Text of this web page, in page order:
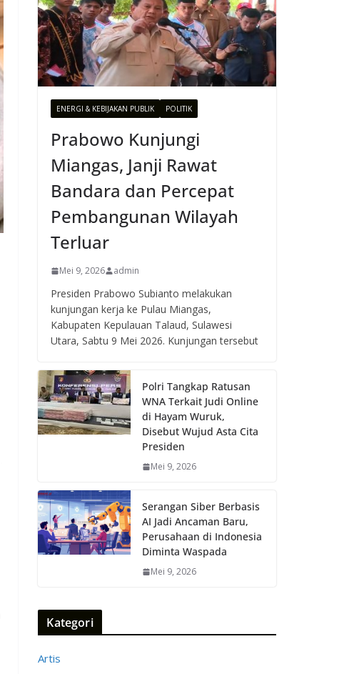
ENERGI & KEBIJAKAN PUBLIK POLITIK
Prabowo Kunjungi
Miangas, Janji Rawat
Bandara dan Percepat
Pembangunan Wilayah
Terluar
Mei 9, 2026 admin
Presiden Prabowo Subianto melakukan
kunjungan kerja ke Pulau Miangas,
Kabupaten Kepulauan Talaud, Sulawesi
Utara, Sabtu 9 Mei 2026. Kunjungan tersebut
Polri Tangkap Ratusan
WNA Terkait Judi Online
di Hayam Wuruk,
Disebut Wujud Asta Cita
Presiden
Mei 9, 2026
Serangan Siber Berbasis
AI Jadi Ancaman Baru,
Perusahaan di Indonesia
Diminta Waspada
Mei 9, 2026
Kategori
Artis